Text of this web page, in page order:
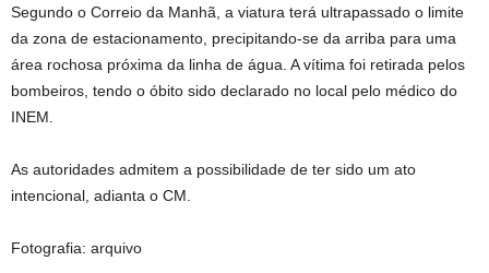
Segundo o Correio da Manhã, a viatura terá ultrapassado o limite
da zona de estacionamento, precipitando-se da arriba para uma
área rochosa próxima da linha de água. A vítima foi retirada pelos
bombeiros, tendo o óbito sido declarado no local pelo médico do
INEM.
As autoridades admitem a possibilidade de ter sido um ato
intencional, adianta o CM.
Fotografia: arquivo